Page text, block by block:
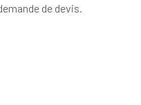
de devis.